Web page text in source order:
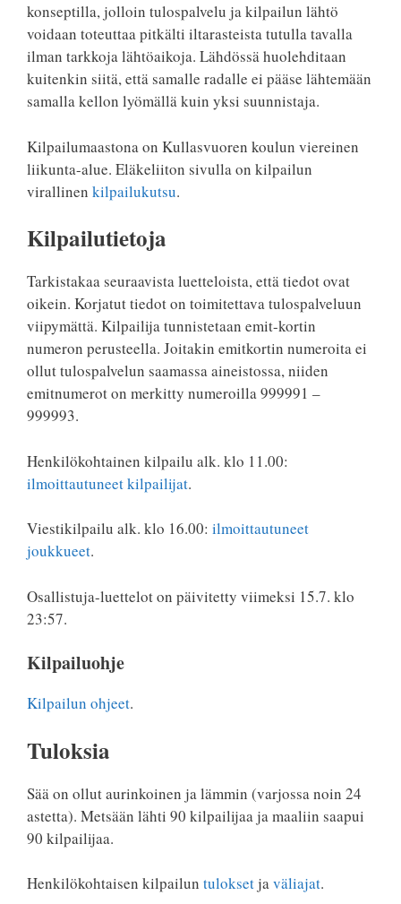
konseptilla, jolloin tulospalvelu ja kilpailun lähtö
voidaan toteuttaa pitkälti iltarasteista tutulla tavalla
ilman tarkkoja lähtöaikoja. Lähdössä huolehditaan
kuitenkin siitä, että samalle radalle ei pääse lähtemään
samalla kellon lyömällä kuin yksi suunnistaja.
Kilpailumaastona on Kullasvuoren koulun viereinen
liikunta-alue. Eläkeliiton sivulla on kilpailun
virallinen kilpailukutsu.
Kilpailutietoja
Tarkistakaa seuraavista luetteloista, että tiedot ovat
oikein. Korjatut tiedot on toimitettava tulospalveluun
viipymättä. Kilpailija tunnistetaan emit-kortin
numeron perusteella. Joitakin emitkortin numeroita ei
ollut tulospalvelun saamassa aineistossa, niiden
emitnumerot on merkitty numeroilla 999991 –
999993.
Henkilökohtainen kilpailu alk. klo 11.00:
ilmoittautuneet kilpailijat.
Viestikilpailu alk. klo 16.00: ilmoittautuneet
joukkueet.
Osallistuja-luettelot on päivitetty viimeksi 15.7. klo
23:57.
Kilpailuohje
Kilpailun ohjeet.
Tuloksia
Sää on ollut aurinkoinen ja lämmin (varjossa noin 24
astetta). Metsään lähti 90 kilpailijaa ja maaliin saapui
90 kilpailijaa.
Henkilökohtaisen kilpailun tulokset javäliajat.